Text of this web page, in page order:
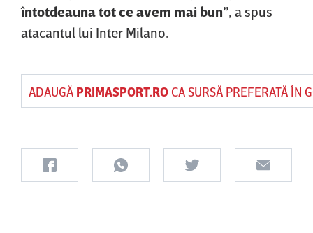
întotdeauna tot ce avem mai bun”, a spus
atacantul lui Inter Milano.
ADAUGĂ PRIMASPORT.ROCA SURSĂ PREFERATĂ ÎN